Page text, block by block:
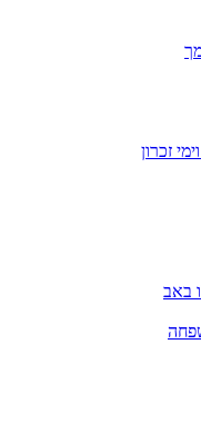
זכרון
באב